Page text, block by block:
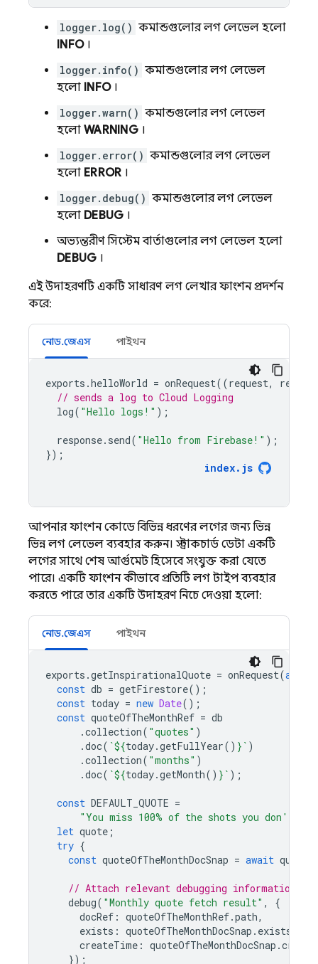
logger.log() কমান্ডগুলোর লগ লেভেল হলো
INFO।
logger.info() কমান্ডগুলোর লগ লেভেল
হলো INFO।
logger.warn() কমান্ডগুলোর লগ লেভেল
হলো WARNING।
logger.error() কমান্ডগুলোর লগ লেভেল
হলো ERROR ।
logger.debug() কমান্ডগুলোর লগ লেভেল
হলো DEBUG ।
অভ্যন্তরীণ সিস্টেম বার্তাগুলোর লগ লেভেল হলো
DEBUG ।
এই উদাহরণটি একটি সাধারণ লগ লেখার ফাংশন প্রদর্শন
করে:
নোড.জেএস পাইথন
exports .helloWorld = onRequest((request,
// sends a log to Cloud Logging
log( "Hello logs!" );
response. send( "Hello from Firebase!" );
});
index. js
আপনার ফাংশন কোডে বিভিন্ন ধরণের লগের জন্য ভিন্ন
ভিন্ন লগ লেভেল ব্যবহার করুন। স্ট্রাকচার্ড ডেটা একটি
লগের সাথে শেষ আর্গুমেন্ট হিসেবে সংযুক্ত করা যেতে
পারে। একটি ফাংশন কীভাবে প্রতিটি লগ টাইপ ব্যবহার
করতে পারে তার একটি উদাহরণ নিচে দেওয়া হলো:
নোড.জেএস পাইথন
exports .getInspirationalQuote = onRequest(async
const db = getFirestore();
const today = new Date();
const quoteOfTheMonthRef = db
.collection( "quotes" )
.doc( `${today.getFullYear() } ` )
.collection( "months" )
.doc( `${today.getMonth() } ` );
const DEFAULT_QUOTE =
"You miss 100% of the shots you don't
let quote ;
try {
const quoteOfTheMonthDocSnap = await
// Attach relevant debugging information
debug( "Monthly quote fetch result" ,
{
docRef : quoteOfTheMonthRef.path,
exists : quoteOfTheMonthDocSnap . exists
createTime : quoteOfTheMonthDocSnap .
});